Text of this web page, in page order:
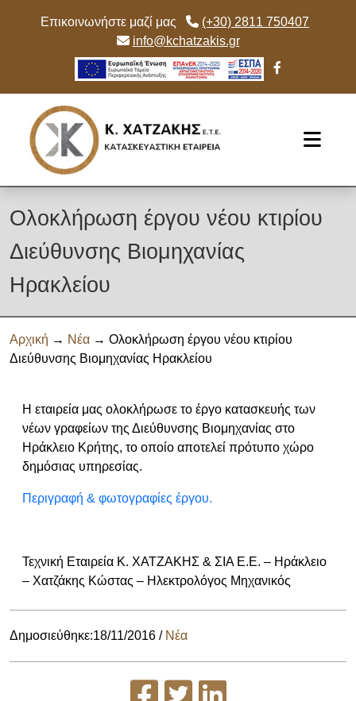
Επικοινωνήστε μαζί μας
(+30) 2811 750407
info@kchatzakis.gr
Ολοκλήρωση έργου νέου κτιρίου
Διεύθυνσης Βιομηχανίας
Ηρακλείου
Αρχική → Νέα → Ολοκλήρωση έργου νέου κτιρίου
Διεύθυνσης Βιομηχανίας Ηρακλείου
Η εταιρεία μας ολοκλήρωσε το έργο κατασκευής των
νέων γραφείων της Διεύθυνσης Βιομηχανίας στο
Ηράκλειο Κρήτης, το οποίο αποτελεί πρότυπο χώρο
δημόσιας υπηρεσίας.
Περιγραφή & φωτογραφίες έργου.
Τεχνική Εταιρεία Κ. ΧΑΤΖΑΚΗΣ & ΣΙΑ Ε.Ε. – Ηράκλειο
– Χατζάκης Κώστας – Ηλεκτρολόγος Μηχανικός
Δημοσιεύθηκε:18/11/2016 / Νέα